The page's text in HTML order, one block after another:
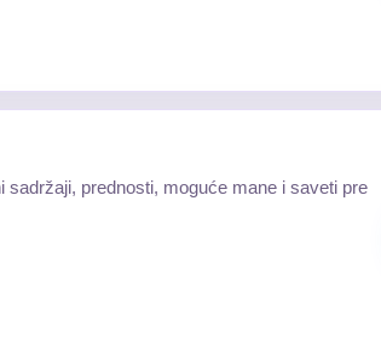
prednosti, moguće mane i saveti pre